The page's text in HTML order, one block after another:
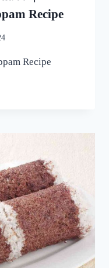
Recipe
Recipe